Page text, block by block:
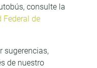
consulte la
Federal de
sugerencias,
de nuestro